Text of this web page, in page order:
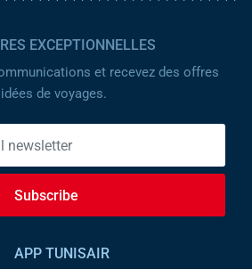
EXCEPTIONNELLES
et recevez des offres
de voyages.
Subscribe
APP TUNISAIR